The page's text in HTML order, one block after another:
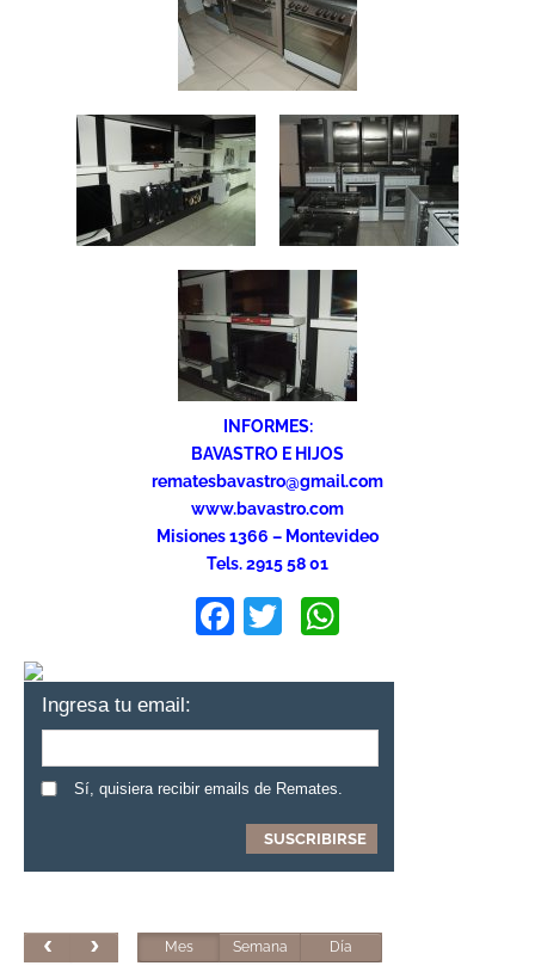
INFORMES:
BAVASTRO E HIJOS
rematesbavastro@gmail.com
www.bavastro.com
Misiones 1366 – Montevideo
Tels. 2915 58 01
Facebook
Twitter
Ingresa tu email:
Sí, quisiera recibir emails de Remates.
Mes Semana Día